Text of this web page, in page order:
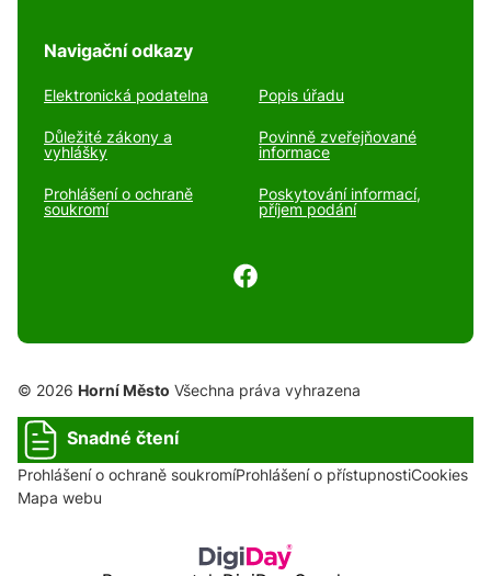
Navigační odkazy
Elektronická podatelna Popis úřadu
Důležité zákony a
vyhlášky
Povinně zveřejňované
informace
Prohlášení o ochraně
soukromí
Poskytování informací,
příjem podání
© 2026 Horní Město Všechna práva vyhrazena
Snadné čtení
Prohlášení o ochraně soukromíProhlášení o přístupnostiCookies
Mapa webu